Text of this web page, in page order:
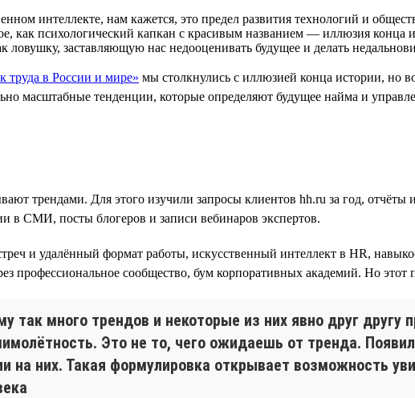
интеллекте, нам кажется, это предел развития технологий и
как психологический капкан с красивым названием — иллюзия
заставляющую нас недооценивать будущее и делать
труда в России и мире» мы столкнулись с иллюзией конца истории, но
масштабные тенденции, которые определяют будущее найма и
трендами. Для этого изучили запросы клиентов hh.ru за год,
в СМИ, посты блогеров и записи вебинаров экспертов.
и удалённый формат работы, искусственный интеллект в HR,
профессиональное сообщество, бум корпоративных академий. Но этот
много трендов и некоторые из них явно друг другу
Это не то, чего ожидаешь от тренда.
на них. Такая формулировка открывает возможность